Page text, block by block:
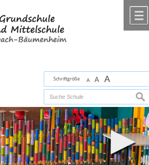
Schriftgröße A A A